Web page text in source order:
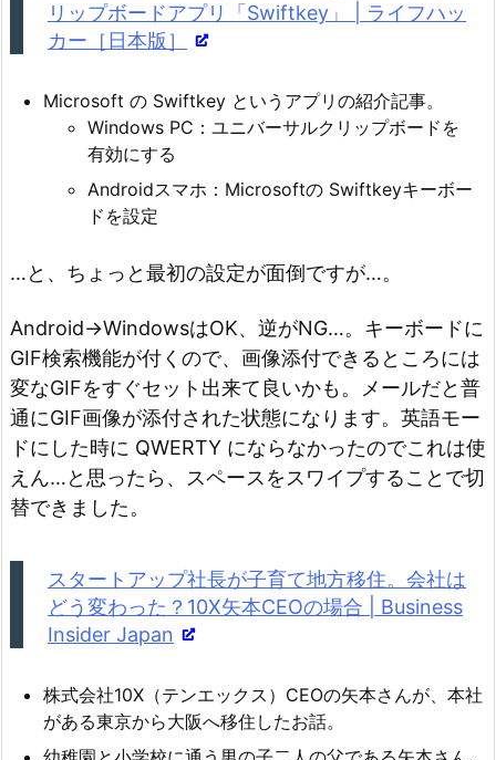
リップボードアプリ「Swiftkey」 | ライフハッ
カー［日本版］
Microsoft の Swiftkey というアプリの紹介記事。
Windows PC：ユニバーサルクリップボードを
有効にする
Androidスマホ：Microsoftの Swiftkeyキーボー
ドを設定
…と、ちょっと最初の設定が面倒ですが…。
Android→WindowsはOK、逆がNG…。キーボードに
GIF検索機能が付くので、画像添付できるところには
変なGIFをすぐセット出来て良いかも。メールだと普
通にGIF画像が添付された状態になります。英語モー
ドにした時に QWERTY にならなかったのでこれは使
えん…と思ったら、スペースをスワイプすることで切
替できました。
スタートアップ社長が子育て地方移住。会社は
どう変わった？10X矢本CEOの場合 | Business
Insider Japan
株式会社10X（テンエックス）CEOの矢本さんが、本社
がある東京から大阪へ移住したお話。